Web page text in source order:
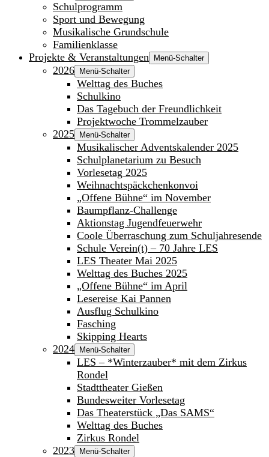
Schulprogramm
Sport und Bewegung
Musikalische Grundschule
Familienklasse
Projekte & Veranstaltungen
Menü-Schalter
2026 Menü-Schalter
Welttag des Buches
Schulkino
Das Tagebuch der Freundlichkeit
Projektwoche Trommelzauber
2025
Menü-Schalter
Musikalischer Adventskalender 2025
Schulplanetarium zu Besuch
Vorlesetag 2025
Weihnachtspäckchenkonvoi
„Offene Bühne“ im November
Baumpflanz-Challenge
Aktionstag Jugendfeuerwehr
Coole Überraschung zum Schuljahresende
Schule Verein(t) – 70 Jahre LES
LES Theater Mai 2025
Welttag des Buches 2025
„Offene Bühne“ im April
Lesereise Kai Pannen
Ausflug Schulkino
Fasching
Skipping Hearts
2024
Menü-Schalter
LES – *Winterzauber* mit dem Zirkus
Rondel
Stadttheater Gießen
Bundesweiter Vorlesetag
Das Theaterstück „Das SAMS“
Welttag des Buches
Zirkus Rondel
2023
Menü-Schalter